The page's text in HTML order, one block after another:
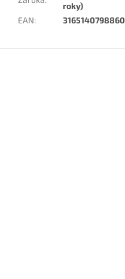
roky)
EAN: 3165140798860